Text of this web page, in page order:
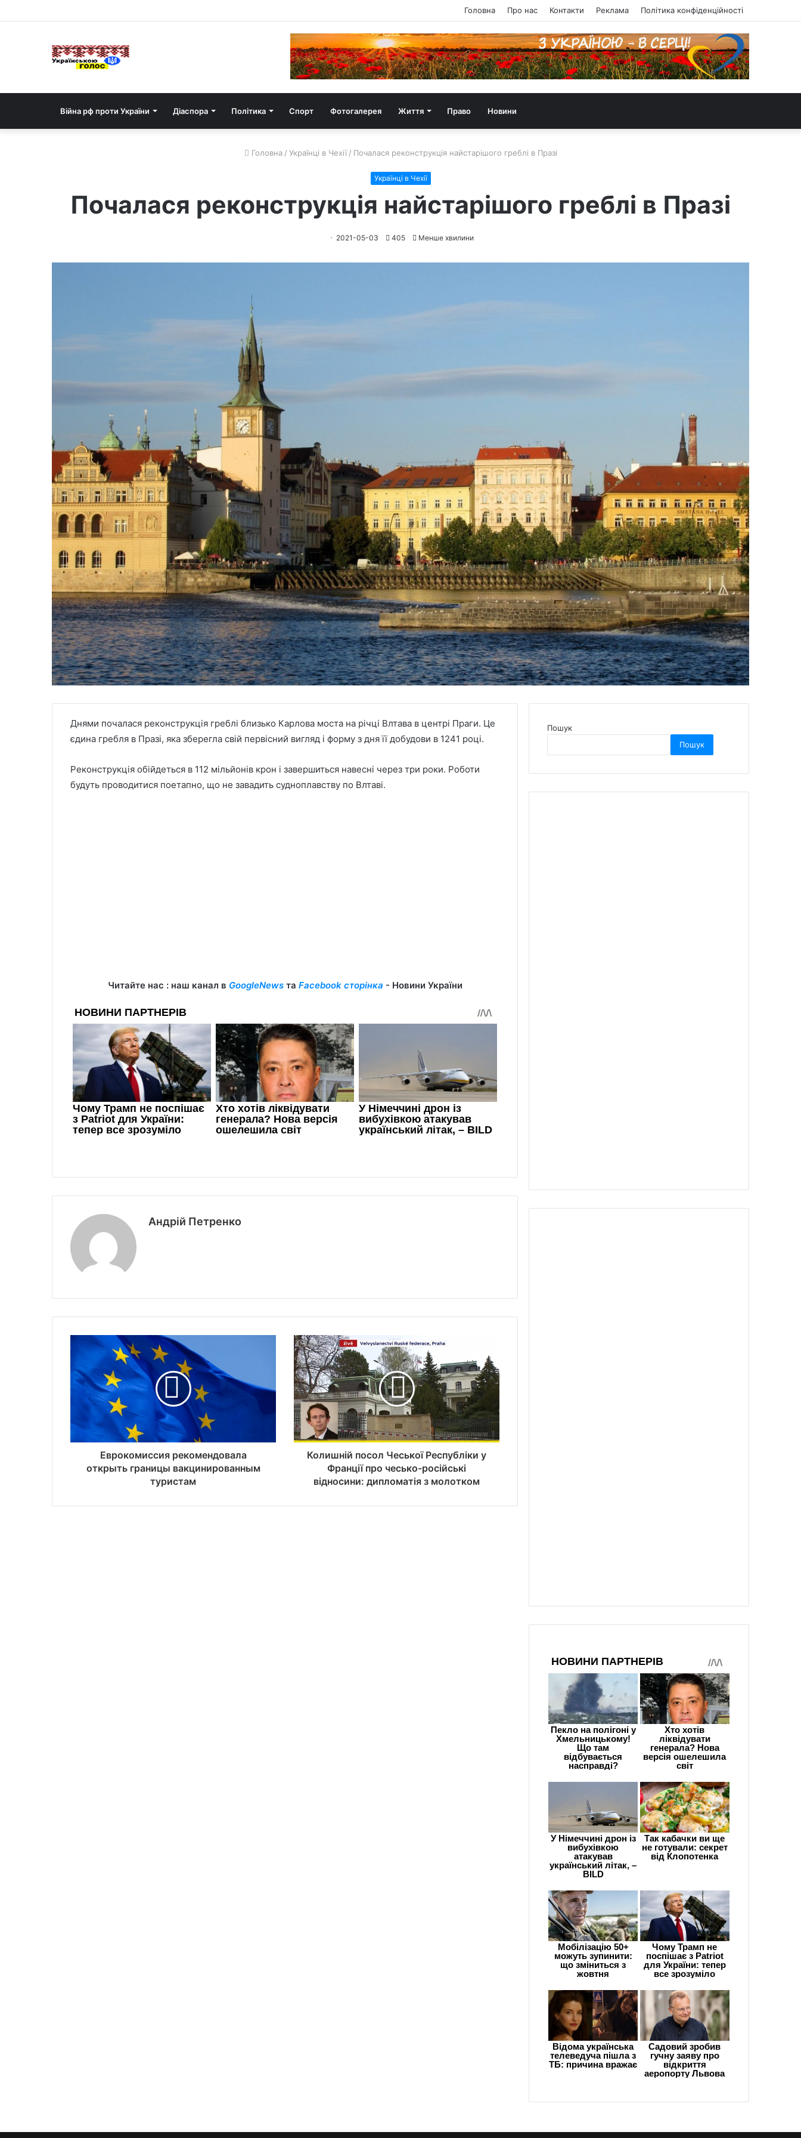
Головна Про нас Контакти Реклама Політика конфіденційності
Війна рф проти України Діаспора Політика Спорт Фотогалерея Життя Право Новини
Головна / Українці в Чехії / Почалася реконструкція найстарішого греблі в Празі
Українці в Чехії
Почалася реконструкція найстарішого греблі в Празі
2021-05-03 405 Менше хвилини
Днями почалася реконструкція греблі близько Карлова моста на річці Влтава в центрі Праги. Це
єдина гребля в Празі, яка зберегла свій первісний вигляд і форму з дня її добудови в 1241 році.
Реконструкція обійдеться в 112 мільйонів крон і завершиться навесні через три роки. Роботи
будуть проводитися поетапно, що не завадить судноплавству по Влтаві.
Читайте нас : наш канал в GoogleNewsта Facebook сторінка - Новини України
Андрій Петренко
Еврокомиссия рекомендовала
открыть границы вакцинированным
туристам
Колишній посол Чеської Республіки у
Франції про чесько-російські
відносини: дипломатія з молотком
Пошук
Пошук